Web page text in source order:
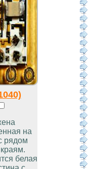
на
рядом
белая